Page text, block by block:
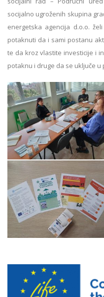
socijalno ugroženih skupina
energetska agencija d.o.o.
potaknuti da i sami postanu
te da kroz vlastite investicije i
potaknu i druge da se uključe u